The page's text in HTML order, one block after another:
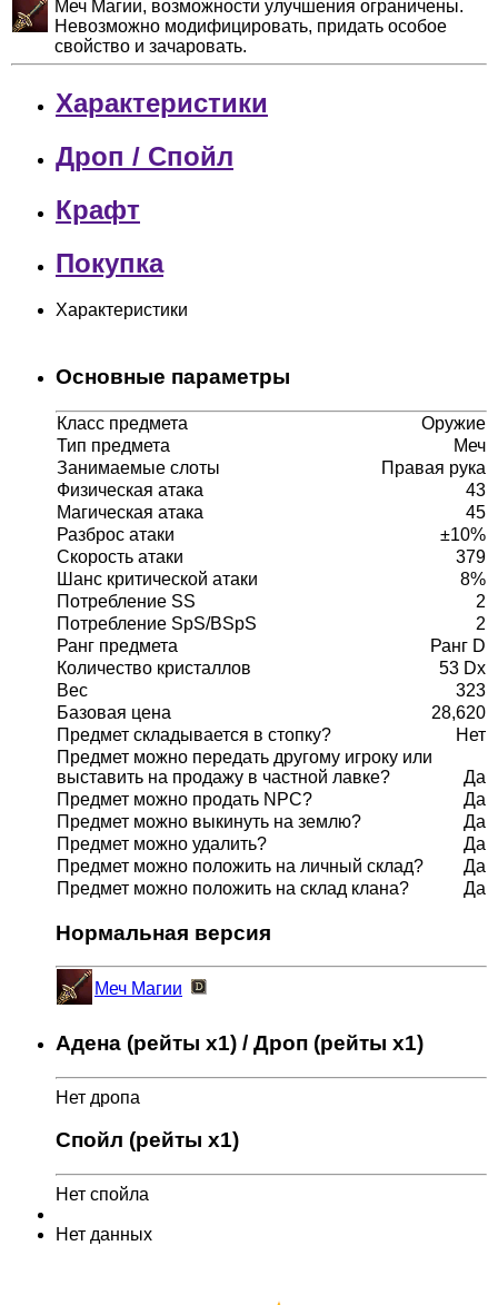
Меч Магии, возможности улучшения ограничены.
Невозможно модифицировать, придать особое
свойство и зачаровать.
Характеристики
Дроп / Спойл
Крафт
Покупка
Характеристики
Основные параметры
Класс предмета
Оружие
Тип предмета
Меч
Занимаемые слоты
Правая рука
Физическая атака
43
Магическая атака
45
Разброс атаки
±10%
Скорость атаки
379
Шанс критической атаки
8%
Потребление SS
2
Потребление SpS/BSpS
2
Ранг предмета
Ранг D
Количество кристаллов
53 Dx
Вес
323
Базовая цена
28,620
Предмет складывается в стопку?
Нет
Предмет можно передать другому игроку или
выставить на продажу в частной лавке?
Да
Предмет можно продать NPC?
Да
Предмет можно выкинуть на землю?
Да
Предмет можно удалить?
Да
Предмет можно положить на личный склад?
Да
Предмет можно положить на склад клана?
Да
Нормальная версия
Меч Магии
Адена (рейты x1) / Дроп (рейты x1)
Нет дропа
Спойл (рейты x1)
Нет спойла
Нет данных